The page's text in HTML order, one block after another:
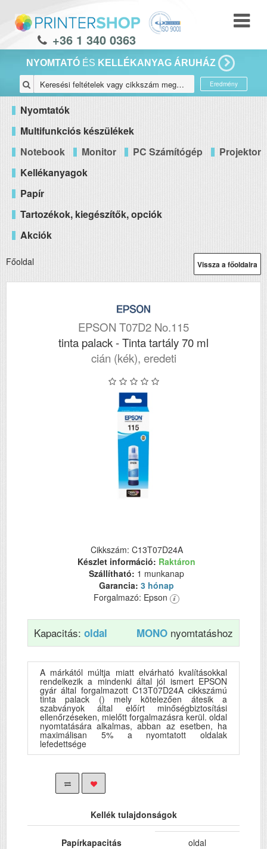
+36 1 340 0363
NYOMTATÓ ÉS KELLÉKANYAG ÁRUHÁZ
Eredmény
Nyomtatók
Multifunkciós készülékek
Notebook
Monitor PC Számítógép
Projektor
Kellékanyagok
Papír
Tartozékok, kiegészítők, opciók
Akciók
Vissza a főoldalra
Főoldal
EPSON T07D2 No.115
tinta palack - Tinta tartály 70 ml
cián (kék), eredeti
Cikkszám: C13T07D24A
Készlet információ: Raktáron
Szállítható: 1 munkanap
Garancia: 3 hónap
Forgalmazó: Epson
Kapacitás: oldal MONO nyomtatáshoz
A márkától múltja miatt elvárható kvalításokkal
rendelkezik a mindenki által jól ismert EPSON
gyár által forgalmazott C13T07D24A cikkszámú
tinta palack () mely kötelezően átesik a
szabványok által előírt minőségbiztosítási
ellenőrzéseken, mielőtt forgalmazásra kerül. oldal
nyomtatására alkalmas, abban az esetben, ha
maximálisan 5% a nyomtatott oldalak
lefedettsége
Kellék tulajdonságok
Papírkapacitás
oldal